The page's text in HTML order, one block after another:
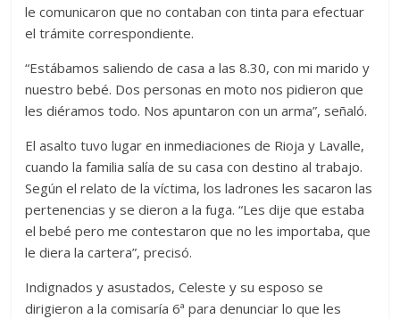
le comunicaron que no contaban con tinta para efectuar
el trámite correspondiente.
“Estábamos saliendo de casa a las 8.30, con mi marido y
nuestro bebé. Dos personas en moto nos pidieron que
les diéramos todo. Nos apuntaron con un arma”, señaló.
El asalto tuvo lugar en inmediaciones de Rioja y Lavalle,
cuando la familia salía de su casa con destino al trabajo.
Según el relato de la víctima, los ladrones les sacaron las
pertenencias y se dieron a la fuga. “Les dije que estaba
el bebé pero me contestaron que no les importaba, que
le diera la cartera”, precisó.
Indignados y asustados, Celeste y su esposo se
dirigieron a la comisaría 6ª para denunciar lo que les